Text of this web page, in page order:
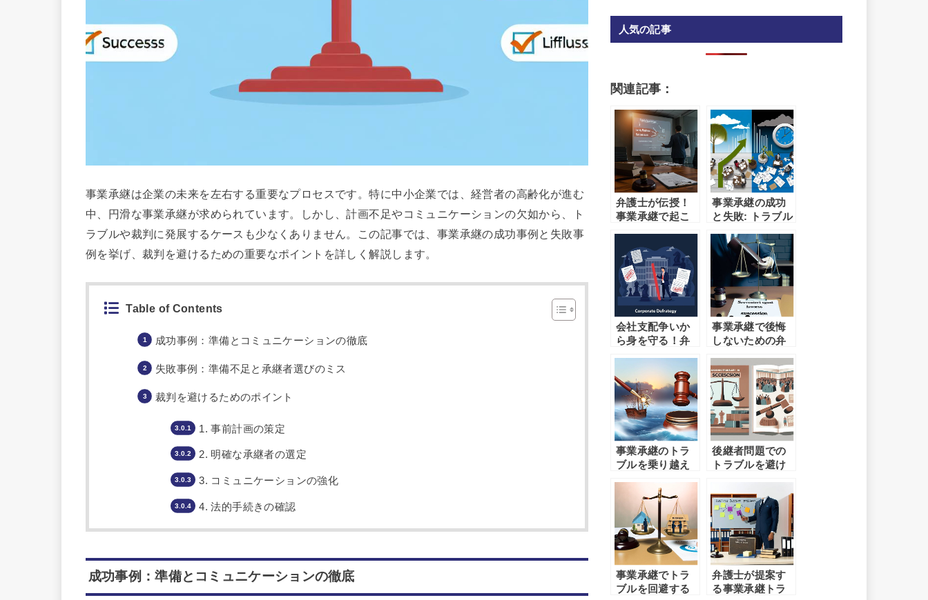
事業承継は企業の未来を左右する重要なプロセスです。特に中小企業では、経営者の高齢化が進む
中、円滑な事業承継が求められています。しかし、計画不足やコミュニケーションの欠如から、ト
ラブルや裁判に発展するケースも少なくありません。この記事では、事業承継の成功事例と失敗事
例を挙げ、裁判を避けるための重要なポイントを詳しく解説します。
Table of Contents
成功事例：準備とコミュニケーションの徹底
失敗事例：準備不足と承継者選びのミス
裁判を避けるためのポイント
1. 事前計画の策定
2. 明確な承継者の選定
3. コミュニケーションの強化
4. 法的手続きの確認
成功事例：準備とコミュニケーションの徹底
人気の記事
関連記事：
弁護士が伝授！
事業承継で起こ
ルと対処法
事業承継の成功
と失敗: トラブル
必須ガイド
会社支配争いか
ら身を守る！弁
事業承継で後悔
しないための弁
事業承継のトラ
ブルを乗り越え
後継者問題での
トラブルを避け
イド
事業承継でトラ
ブルを回避する
弁護士が提案す
る事業承継トラ